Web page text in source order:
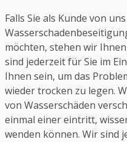
Falls Sie als Kunde von
möchten, stehen wir
sind jederzeit für Sie im
Ihnen sein, um das
wieder trocken zu legen.
von Wasserschäden
einmal einer eintritt,
wenden können. Wir sind